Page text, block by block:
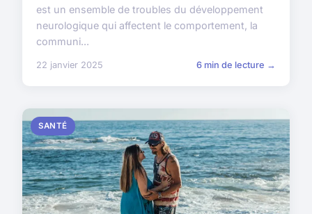
est un ensemble de troubles du développement
neurologique qui affectent le comportement, la
communi...
22 janvier 2025 6 min de lecture →
SANTÉ